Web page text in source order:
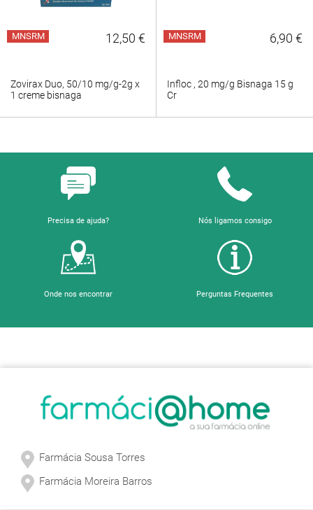
MNSRM 12,50 €
Zovirax Duo, 50/10 mg/g-2g x
1 creme bisnaga
MNSRM 6,90 €
Infloc , 20 mg/g Bisnaga 15 g
Cr
Precisa de ajuda? Nós ligamos consigo
Onde nos encontrar Perguntas Frequentes
Farmácia Sousa Torres
Farmácia Moreira Barros